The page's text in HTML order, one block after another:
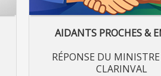
AIDANTS PROCHES &
RÉPONSE DU
CLARINVAL